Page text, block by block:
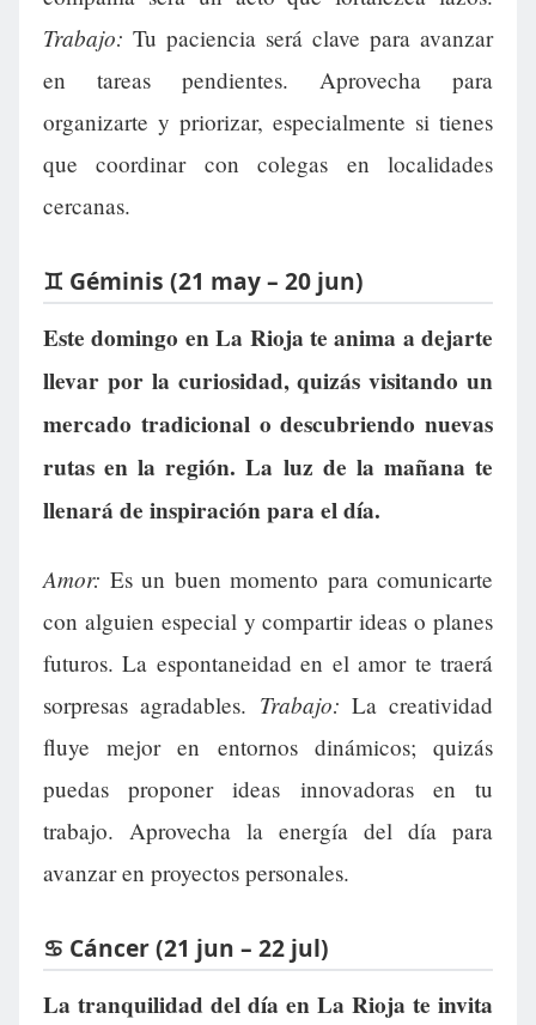
Trabajo: Tu paciencia será clave para avanzar
en tareas pendientes. Aprovecha para
organizarte y priorizar, especialmente si tienes
que coordinar con colegas en localidades
cercanas.
♊ Géminis (21 may – 20 jun)
Este domingo en La Rioja te anima a dejarte
llevar por la curiosidad, quizás visitando un
mercado tradicional o descubriendo nuevas
rutas en la región. La luz de la mañana te
llenará de inspiración para el día.
Amor: Es un buen momento para comunicarte
con alguien especial y compartir ideas o planes
futuros. La espontaneidad en el amor te traerá
sorpresas agradables. Trabajo: La creatividad
fluye mejor en entornos dinámicos; quizás
puedas proponer ideas innovadoras en tu
trabajo. Aprovecha la energía del día para
avanzar en proyectos personales.
♋ Cáncer (21 jun – 22 jul)
La tranquilidad del día en La Rioja te invita